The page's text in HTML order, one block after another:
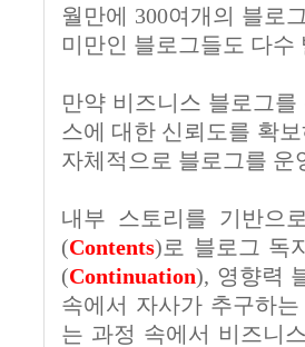
월만에 300여개의 블로
미만인 블로그들도 다수
만약 비즈니스 블로그
스에 대한 신뢰도를 확
자체적으로 블로그를 운
내부 스토리를 기반으
(Contents)로 블로그 독
(Continuation), 영향력
속에서 자사가 추구하
는 과정 속에서 비즈니